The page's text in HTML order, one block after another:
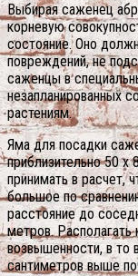
Выбирая саженец
корневую
состояние. Оно
повреждений, не
саженцы в
незапланированных
растениям.
Яма для посадки
приблизительно 50
принимать в расчет,
большое по
расстояние до
метров.
возвышенности, в то
сантиметров выше